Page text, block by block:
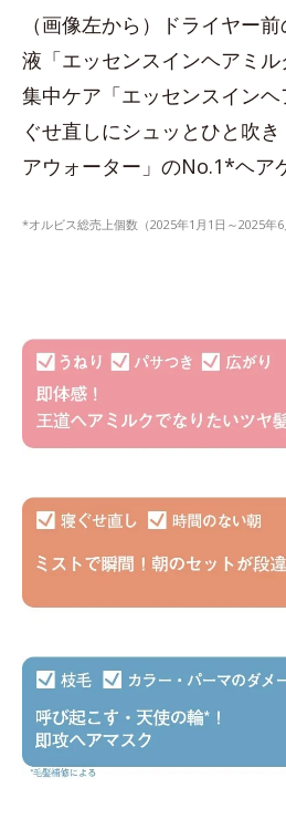
（画像左から）ドライヤー
液「エッセンスインヘアミ
集中ケア「エッセンスイン
ぐせ直しにシュッとひと吹
アウォーター」のNo.1*ヘア
*オルビス総売上個数（2025年1月1日～2025年6